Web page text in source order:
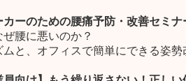
カーのための腰痛予防・改善セミナ
腰に悪いのか？
と、オフィスで簡単にできる姿勢